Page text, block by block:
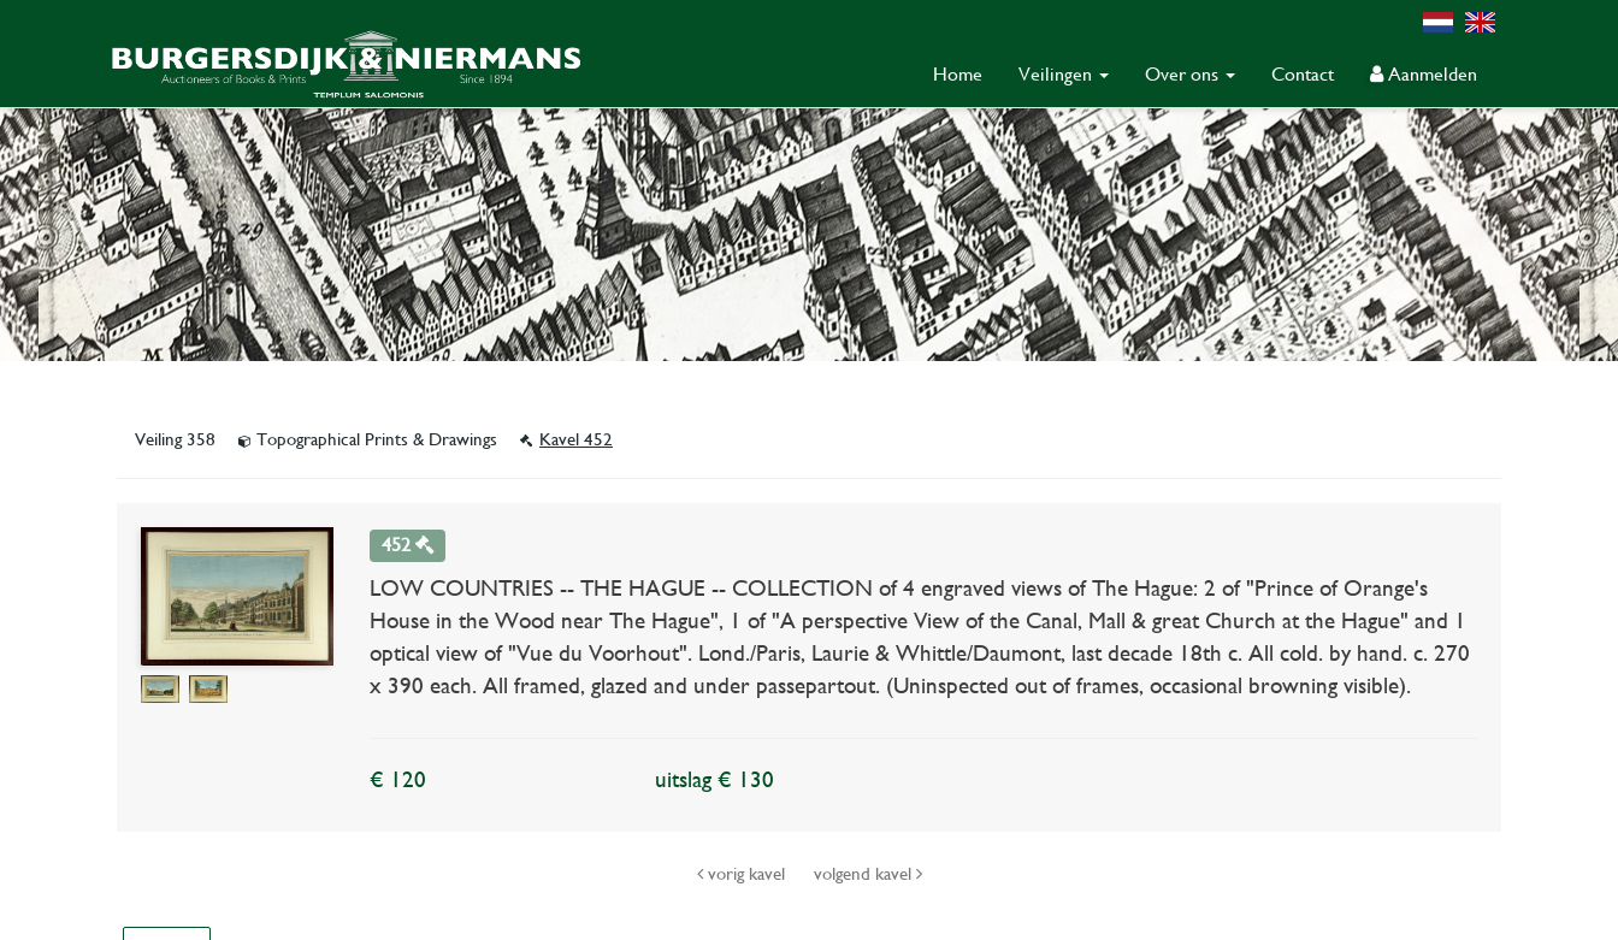
Home Veilingen Over ons Contact Aanmelden
Veiling 358 Topographical Prints & Drawings Kavel 452
452
LOW COUNTRIES -- THE HAGUE -- COLLECTION of 4 engraved views of The Hague: 2 of "Prince of Orange's
House in the Wood near The Hague", 1 of "A perspective View of the Canal, Mall & great Church at the Hague" and 1
optical view of "Vue du Voorhout". Lond./Paris, Laurie & Whittle/Daumont, last decade 18th c. All cold. by hand. c. 270
x 390 each. All framed, glazed and under passepartout. (Uninspected out of frames, occasional browning visible).
€ 120 uitslag € 130
vorig kavel volgend kavel